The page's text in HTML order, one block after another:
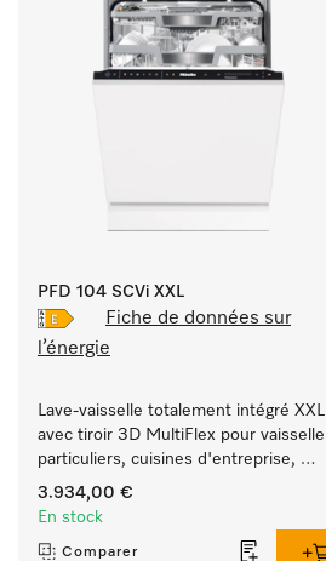
PFD 104 SCVi XXL
Fiche de données sur
l’énergie
Lave-vaisselle totalement intégré XXL
avec tiroir 3D MultiFlex pour vaisselle
particuliers, cuisines d'entreprise,
offices & arrière-cuisines.
3.934,00 €
En stock
Comparer